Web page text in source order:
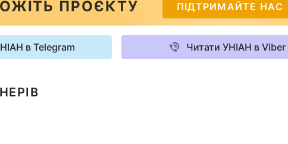
ПРОЄКТУ ПІДТРИМАЙТЕ НАС
в Telegram Читати УНІАН в Viber